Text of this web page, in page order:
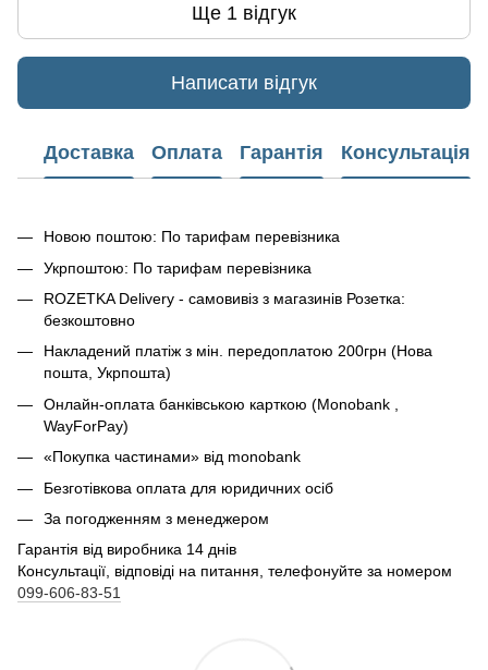
Ще 1 відгук
Написати відгук
Доставка Оплата Гарантія Консультація
Новою поштою: По тарифам перевізника
Укрпоштою: По тарифам перевізника
ROZETKA Delivery - самовивіз з магазинів Розетка:
безкоштовно
Накладений платіж з мін. передоплатою 200грн (Нова
пошта, Укрпошта)
Онлайн-оплата банківською карткою (Monobank ,
WayForPay)
«Покупка частинами» від monobank
Безготівкова оплата для юридичних осіб
За погодженням з менеджером
Гарантія від виробника 14 днів
Консультації, відповіді на питання, телефонуйте за номером
099-606-83-51